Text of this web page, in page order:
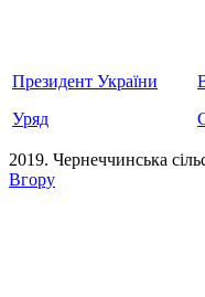
Президент України
Уряд
2019. Чернеччинська
Вгору